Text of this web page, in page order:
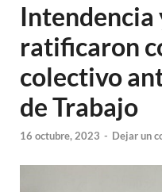
Intendencia
ratificaron
colectivo
de Trabajo
16 octubre, 2023 - Dejar un